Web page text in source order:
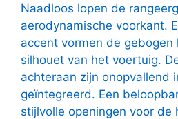
Naadloos lopen de
aerodynamische voorkant.
accent vormen de gebogen
silhouet van het voertuig.
achteraan zijn onopvallend
geïntegreerd. Een
stijlvolle openingen voor de